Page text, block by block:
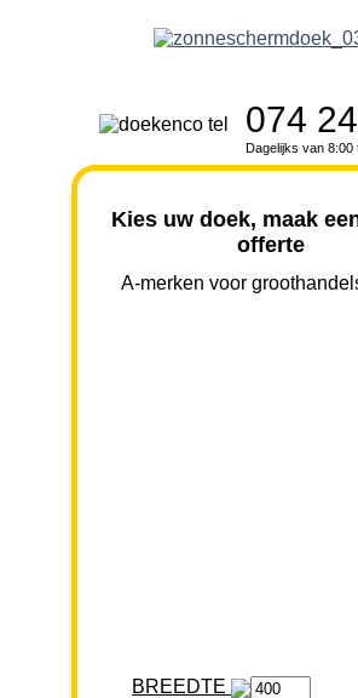
074
Dagelijks van 8:00
Kies uw doek, maak
offerte
A-merken voor
BREEDTE